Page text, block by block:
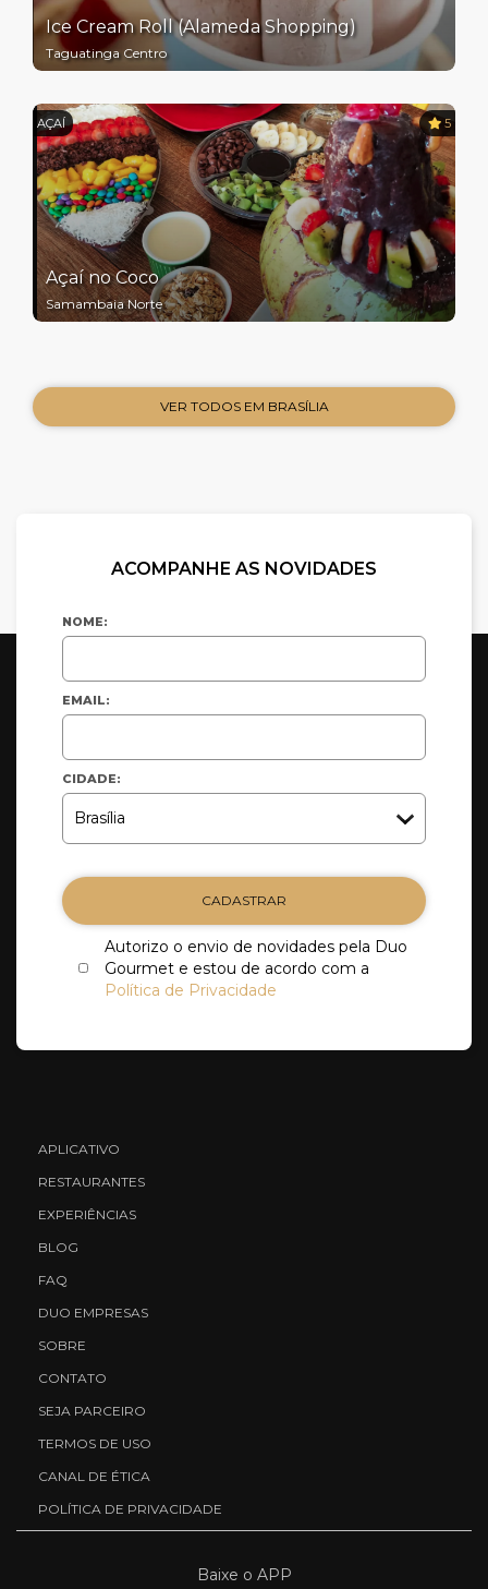
Ice Cream Roll (Alameda Shopping)
Taguatinga Centro
AÇAÍ 5
Açaí no Coco
Samambaia Norte
VER TODOS EM BRASÍLIA
ACOMPANHE AS NOVIDADES
NOME:
EMAIL:
CIDADE:
CADASTRAR
Autorizo o envio de novidades pela Duo
Gourmet e estou de acordo com a
Política de Privacidade
APLICATIVO
RESTAURANTES
EXPERIÊNCIAS
BLOG
FAQ
DUO EMPRESAS
SOBRE
CONTATO
SEJA PARCEIRO
TERMOS DE USO
CANAL DE ÉTICA
POLÍTICA DE PRIVACIDADE
Baixe o APP